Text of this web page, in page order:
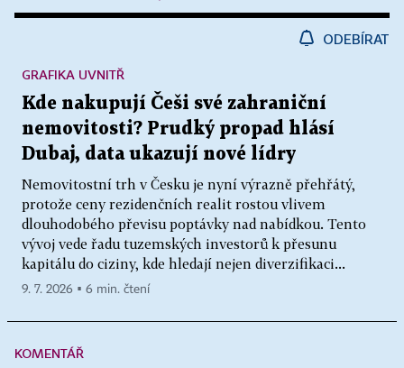
ODEBÍRAT
Kde nakupují Češi své zahraniční
nemovitosti? Prudký propad hlásí
Dubaj, data ukazují nové lídry
Nemovitostní trh v Česku je nyní výrazně přehřátý,
protože ceny rezidenčních realit rostou vlivem
dlouhodobého převisu poptávky nad nabídkou. Tento
vývoj vede řadu tuzemských investorů k přesunu
kapitálu do ciziny, kde hledají nejen diverzifikaci...
GRAFIKA UVNITŘ
9. 7. 2026 ▪ 6 min. čtení
KOMENTÁŘ